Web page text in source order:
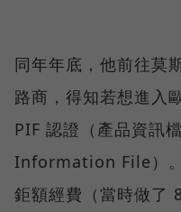
同年年底，他前往莫
路商，得知若想進入
PIF 認證（產品資訊
Information File）
鉅額經費（當時做了